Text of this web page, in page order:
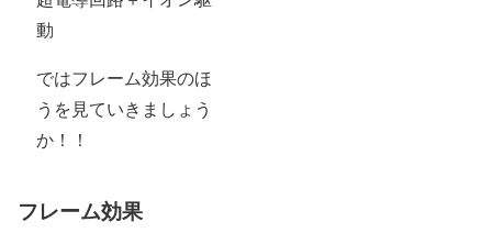
動
ではフレーム効果のほ
うを見ていきましょう
か！！
フレーム効果